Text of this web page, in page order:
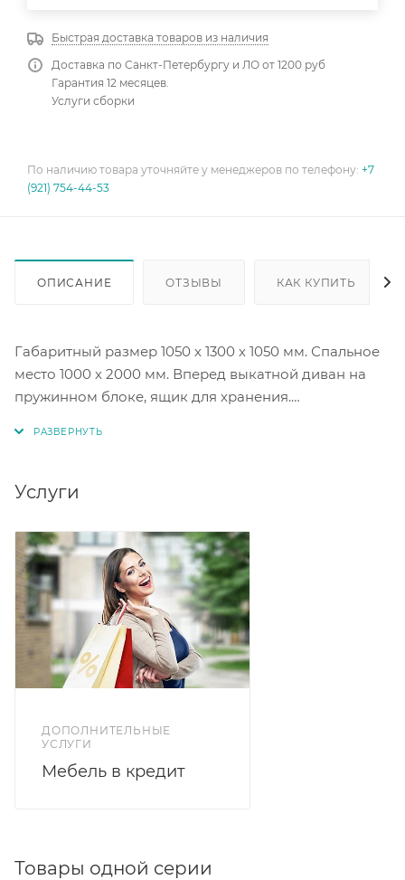
Быстрая доставка товаров из наличия
Доставка по Санкт-Петербургу и ЛО от 1200 руб
Гарантия 12 месяцев.
Услуги сборки
По наличию товара уточняйте у менеджеров по телефону: +7
(921) 754-44-53
ОПИСАНИЕ ОТЗЫВЫ КАК КУПИТЬ
Габаритный размер 1050 х 1300 х 1050 мм. Спальное
место 1000 х 2000 мм. Вперед выкатной диван на
пружинном блоке, ящик для хранения.
Услуги
ДОПОЛНИТЕЛЬНЫЕ
УСЛУГИ
Мебель в кредит
Товары одной серии